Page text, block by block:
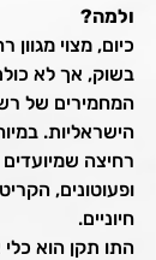
ולמה?
כיום, מצוי
בשוק, אך לא
המחמירים של
הישראליות.
רחיצה שמיועדים
ופעוטונים,
חיוניים.
התו תקן הוא